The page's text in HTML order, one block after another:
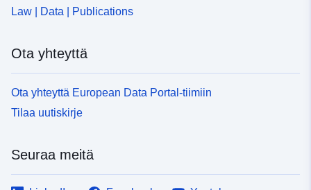
Law | Data | Publications
Ota yhteyttä
Ota yhteyttä European Data Portal-tiimiin
Tilaa uutiskirje
Seuraa meitä